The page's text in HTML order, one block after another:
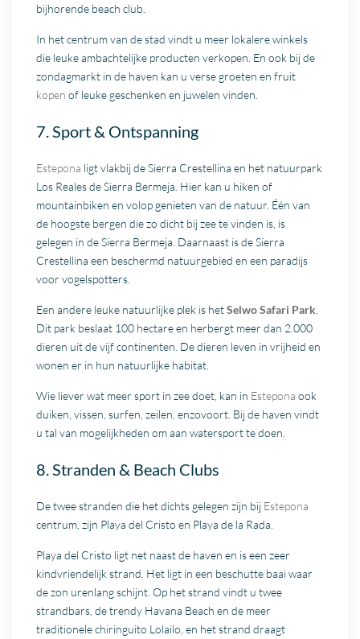
bijhorende beach club.
In het centrum van de stad vindt u meer lokalere winkels
die leuke ambachtelijke producten verkopen. En ook bij de
zondagmarkt in de haven kan u verse groeten en fruit
kopen of leuke geschenken en juwelen vinden.
7. Sport & Ontspanning
Estepona ligt vlakbij de Sierra Crestellina en het natuurpark
Los Reales de Sierra Bermeja. Hier kan u hiken of
mountainbiken en volop genieten van de natuur. Één van
de hoogste bergen die zo dicht bij zee te vinden is, is
gelegen in de Sierra Bermeja. Daarnaast is de Sierra
Crestellina een beschermd natuurgebied en een paradijs
voor vogelspotters.
Een andere leuke natuurlijke plek is hetSelwo Safari Park
Dit park beslaat 100 hectare en herbergt meer dan 2.000
dieren uit de vijf continenten. De dieren leven in vrijheid en
wonen er in hun natuurlijke habitat.
Wie liever wat meer sport in zee doet, kan in Estepona ook
duiken, vissen, surfen, zeilen, enzovoort. Bij de haven vindt
u tal van mogelijkheden om aan watersport te doen.
8. Stranden & Beach Clubs
De twee stranden die het dichts gelegen zijn bij Estepona
centrum, zijn Playa del Cristo en Playa de la Rada.
Playa del Cristo ligt net naast de haven en is een zeer
kindvriendelijk strand. Het ligt in een beschutte baai waar
de zon urenlang schijnt. Op het strand vindt u twee
strandbars, de trendy Havana Beach en de meer
traditionele chiringuito Lolailo, en het strand draagt